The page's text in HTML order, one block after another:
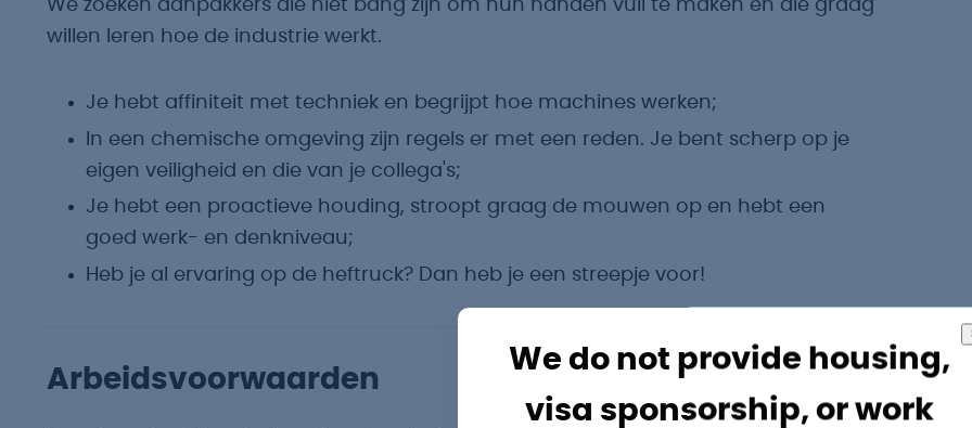
We do not provide housing,
visa sponsorship, or work
We zoeken aanpakkers die niet bang zijn om hun handen vuil te maken en die graag
willen leren hoe de industrie werkt.
Je hebt affiniteit met techniek en begrijpt hoe machines werken;
In een chemische omgeving zijn regels er met een reden. Je bent scherp op je
eigen veiligheid en die van je collega's;
Je hebt een proactieve houding, stroopt graag de mouwen op en hebt een
goed werk- en denkniveau;
Heb je al ervaring op de heftruck? Dan heb je een streepje voor!
Arbeidsvoorwaarden